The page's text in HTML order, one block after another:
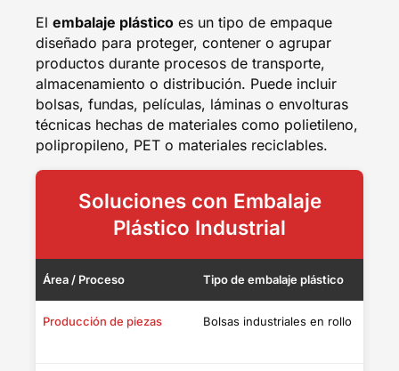
El embalaje plástico es un tipo de empaque
diseñado para proteger, contener o agrupar
productos durante procesos de transporte,
almacenamiento o distribución. Puede incluir
bolsas, fundas, películas, láminas o envolturas
técnicas hechas de materiales como polietileno,
polipropileno, PET o materiales reciclables.
Soluciones con Embalaje
Plástico Industrial
Área / Proceso Tipo de embalaje plástico
Producción de piezas Bolsas industriales en rollo